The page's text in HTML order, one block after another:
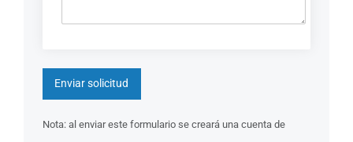
Nota: al enviar este formulario se creará una cuenta de